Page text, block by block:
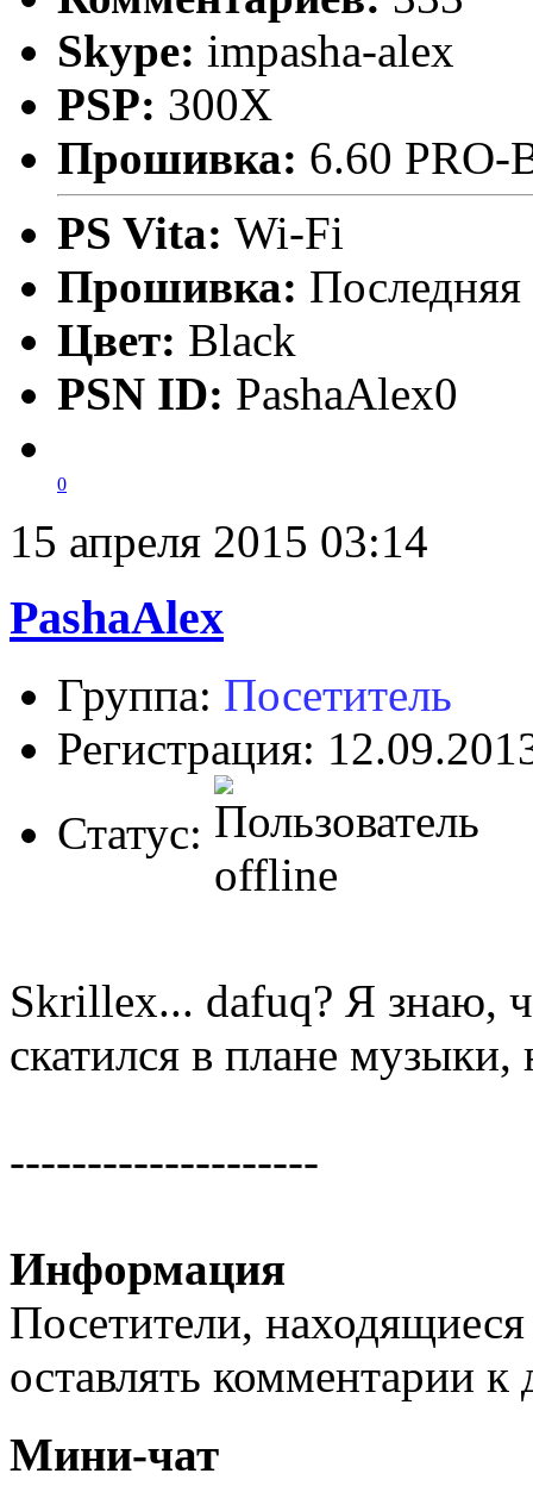
Skype: impasha-alex
PSP: 300X
Прошивка: 6.60 PRO-
PS Vita: Wi-Fi
Прошивка: Последняя
Цвет: Black
PSN ID: PashaAlex0
0
15 апреля 2015 03:14
PashaAlex
Группа: Посетитель
Регистрация:
Статус:
Skrillex... dafuq? Я знаю,
скатился в плане музыки,
--------------------
Информация
Посетители,
оставлять комментарии
Мини-чат